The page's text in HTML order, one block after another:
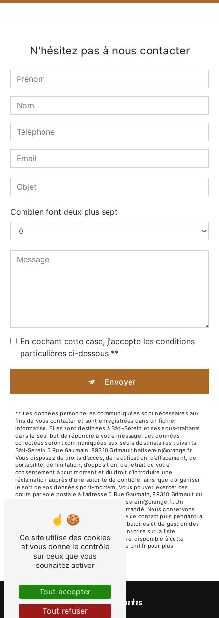
N'hésitez pas à nous contacter
Combien font deux plus sept
En cochant cette case, j'accepte les conditions
particulières ci-dessous **
Envoyer
** Les données personnelles communiquées sont nécessaires aux
fins de vous contacter et sont enregistrées dans un fichier
informatisé. Elles sont destinées à Bâti-Serein et ses sous-traitants
dans le seul but de répondre à votre message. Les données
collectées seront communiquées aux seuls destinataires suivants:
Bâti-Serein 5 Rue Gaumain, 89310 Grimault batiserein@orange.fr.
Vous disposez de droits d’accès, de rectification, d’effacement, de
portabilité, de limitation, d’opposition, de retrait de votre
consentement à tout moment et du droit d’introduire une
réclamation auprès d’une autorité de contrôle, ainsi que d’organiser
le sort de vos données post-mortem. Vous pouvez exercer ces
droits par voie postale à l'adresse 5 Rue Gaumain, 89310 Grimault ou
par courrier électronique à l'adresse batiserein@orange.fr. Un
justificatif d'identité pourra vous être demandé. Nous conservons
vos données pendant la période de prise de contact puis pendant la
durée de prescription légale aux fins probatoires et de gestion des
contentieux. Vous avez le droit de vous inscrire sur la liste
d'opposition au démarchage téléphonique, disponible à cette
adresse: Bloctel.gouv.fr . Consultez le site cnil.fr pour plus
d’informations sur vos droits.
Recherches fréquentes
Ce site utilise des cookies
et vous donne le contrôle
sur ceux que vous
souhaitez activer
Tout accepter
Tout refuser